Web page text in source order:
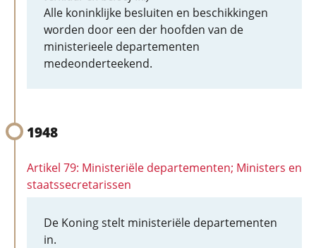
Alle koninklijke besluiten en beschikkingen
worden door een der hoofden van de
ministerieele departementen
medeonderteekend.
1948
Artikel 79: Ministeriële departementen; Ministers en
staatssecretarissen
De Koning stelt ministeriële departementen
in.